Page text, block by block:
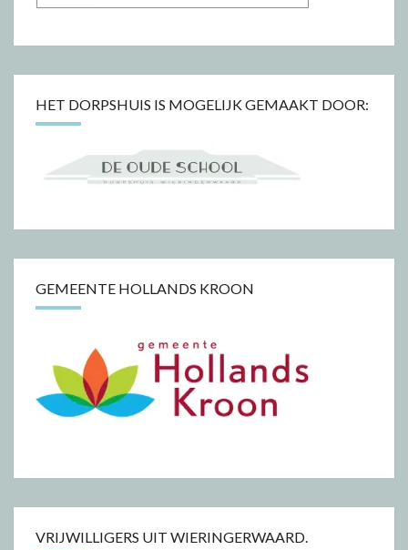
HET DORPSHUIS IS MOGELIJK GEMAAKT DOOR:
GEMEENTE HOLLANDS KROON
VRIJWILLIGERS UIT WIERINGERWAARD.